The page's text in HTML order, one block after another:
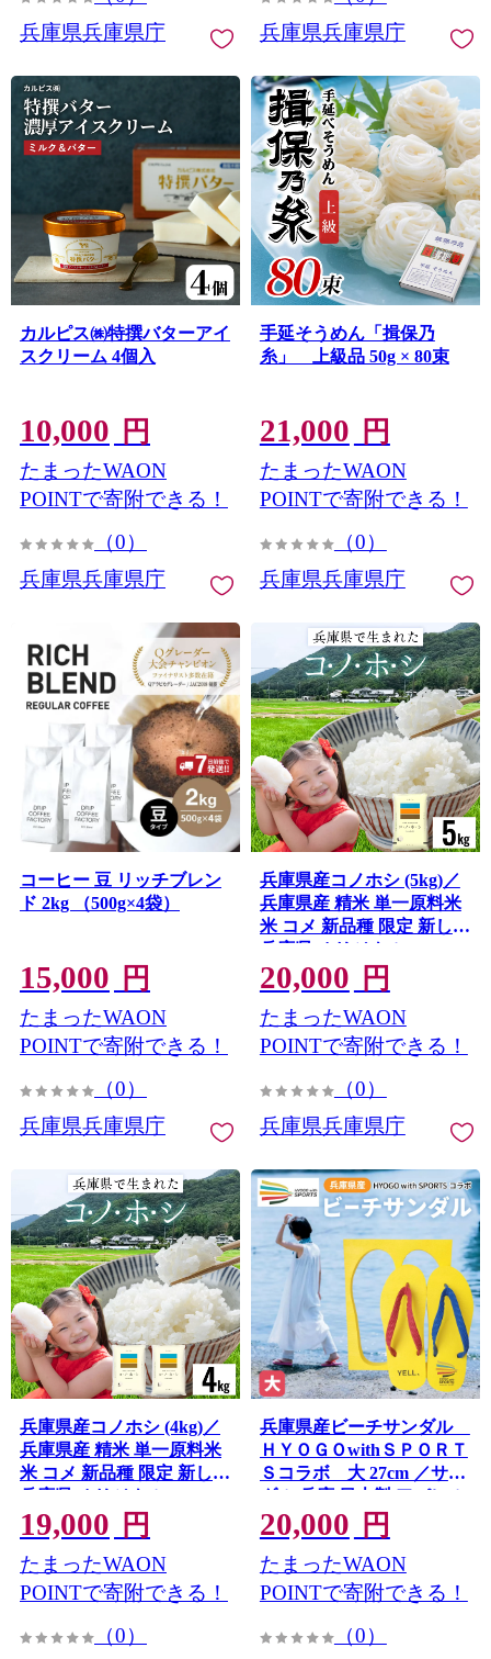
兵庫県兵庫県庁
兵庫県兵庫県庁
カルピス㈱特撰バターアイ
スクリーム 4個入
10,000 円
たまったWAON
POINTで寄附できる！
（0）
兵庫県兵庫県庁
手延そうめん「揖保乃
糸」 上級品 50g × 80束
21,000 円
たまったWAON
POINTで寄附できる！
（0）
兵庫県兵庫県庁
コーヒー 豆 リッチブレン
ド 2kg （500g×4袋）
15,000 円
たまったWAON
POINTで寄附できる！
（0）
兵庫県兵庫県庁
兵庫県産コノホシ (5kg)／
兵庫県産 精米 単一原料米
米 コメ 新品種 限定 新しい
兵庫県 オリジナル
20,000 円
たまったWAON
POINTで寄附できる！
（0）
兵庫県兵庫県庁
兵庫県産コノホシ (4kg)／
兵庫県産 精米 単一原料米
米 コメ 新品種 限定 新しい
兵庫県 オリジナル
19,000 円
たまったWAON
POINTで寄附できる！
（0）
兵庫県産ビーチサンダル
ＨＹＯＧＯwithＳＰＯＲＴ
Ｓコラボ 大 27cm ／サン
ダル 兵庫 日本製 アパレル
スポーツ 贈答品 ギフト プ
レゼント 海 アウトドア ビ
ーチ ファッション 履物 黄
色 兵庫県
20,000 円
たまったWAON
POINTで寄附できる！
（0）